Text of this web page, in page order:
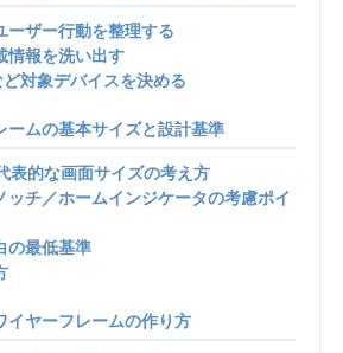
ーザー行動を整理する
情報を洗い出す
対象デバイスを決める
ームの基本サイズと設計基準
的な画面サイズの考え方
ッチ／ホームインジケータの考慮ポイ
の最低基準
イヤーフレームの作り方